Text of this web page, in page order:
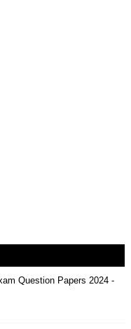
Question Papers 2024 -